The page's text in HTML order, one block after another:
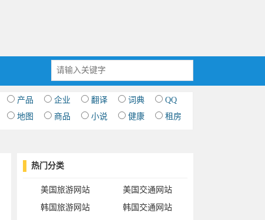
产品 企业 翻译 词典
QQ
地图 商品 小说 健康 租房
热门分类
美国旅游网站
美国交通网站
韩国旅游网站
韩国交通网站